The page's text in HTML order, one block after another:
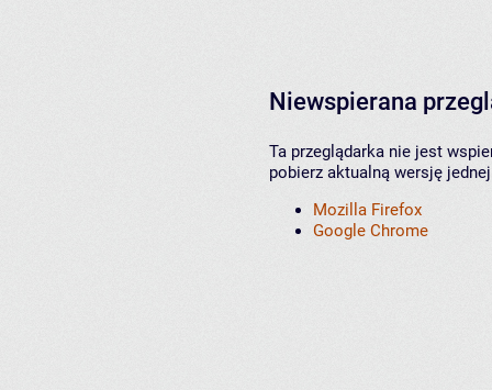
Niewspierana
Ta przeglądarka nie jest
pobierz aktualną wersję
Mozilla Firefox
Google Chrome